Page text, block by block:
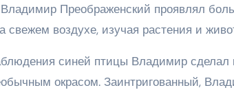
Преображенский проявлял
свежем воздухе, изучая растения и
синей птицы Владимир сделал
окрасом. Заинтригованный,